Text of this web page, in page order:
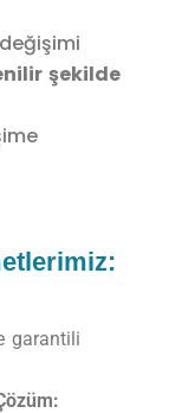
şekilde
garantili